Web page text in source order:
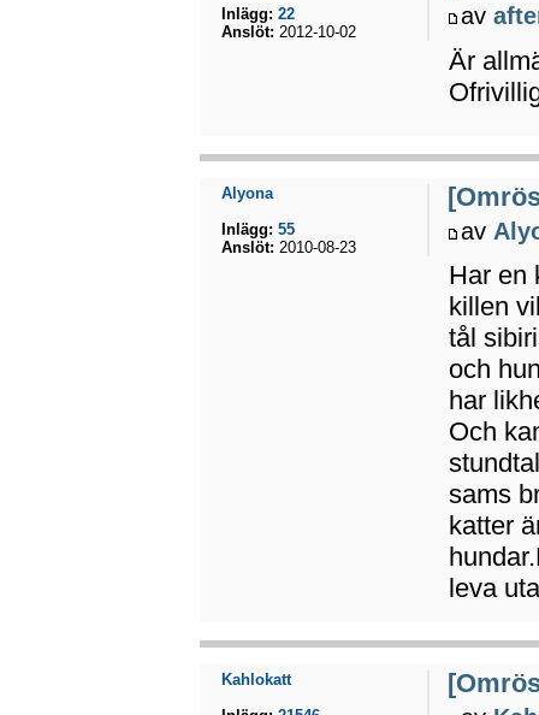
av
Är
Inlägg: 22
Anslöt: 2012-10-02
av
Har en
killen
tål
och
har
Och
sams
katter
leva
Alyona
Inlägg: 55
Anslöt: 2010-08-23
Kahlokatt